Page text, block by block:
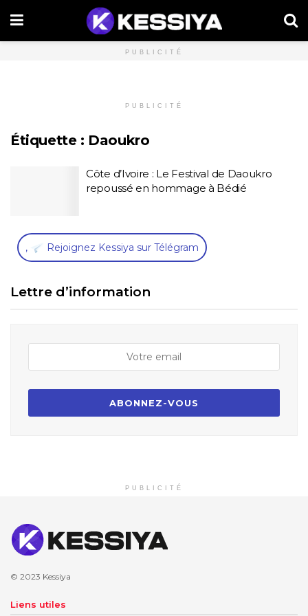
PUBLICITÉ
PUBLICITÉ
Étiquette : Daoukro
Côte d’Ivoire : Le Festival de Daoukro
repoussé en hommage à Bédié
, Rejoignez Kessiya sur Télégram
Lettre d’information
PUBLICITÉ
© 2023 Kessiya
Liens utiles